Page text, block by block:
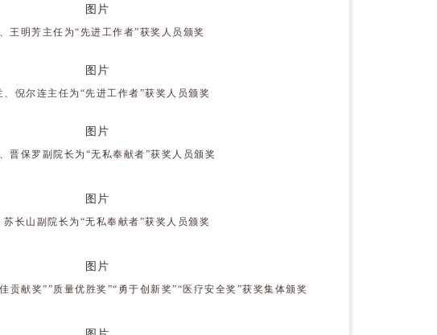
王明芳主任为“先进工作者”获奖人员颁奖
、倪尔连主任为“先进工作者”获奖人员颁奖
晋保罗副院长为“无私奉献者”获奖人员颁奖
苏长山副院长为“无私奉献者”获奖人员颁奖
贡献奖””质量优胜奖”“勇于创新奖”“医疗安全奖”获奖集体颁奖